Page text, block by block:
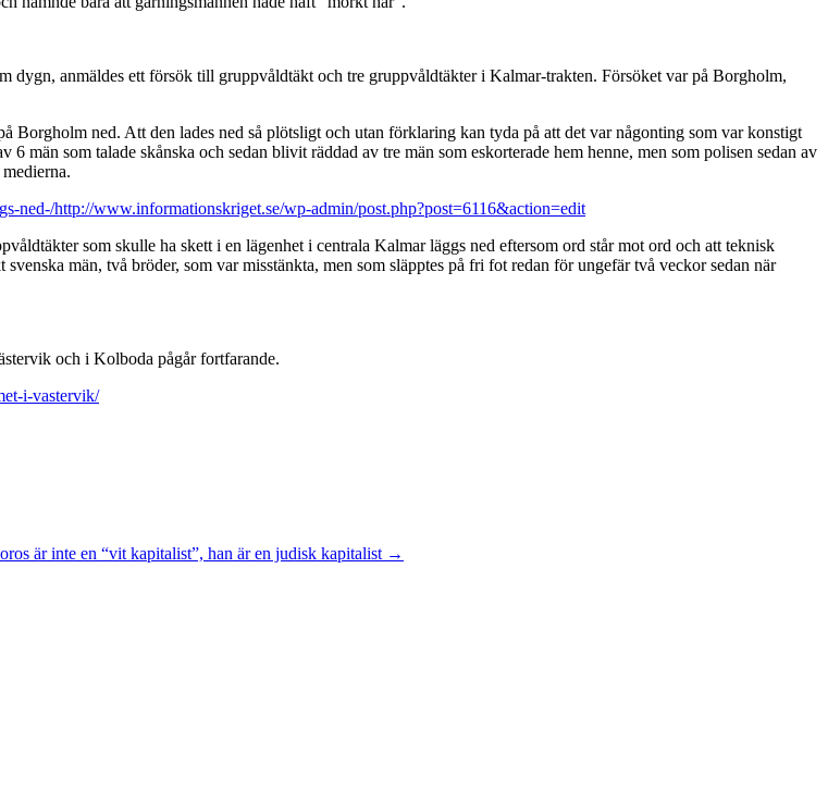
dygn, anmäldes ett försök till gruppvåldtäkt och tre gruppvåldtäkter i Kalmar-trakten. Försöket var på Borgholm,
Borgholm ned. Att den lades ned så plötsligt och utan förklaring kan tyda på att det var någonting som var konstigt
män som talade skånska och sedan blivit räddad av tre män som eskorterade hem henne, men som polisen sedan av
ned-/http://www.informationskriget.se/wp-admin/post.php?post=6116&action=edit
som skulle ha skett i en lägenhet i centrala Kalmar läggs ned eftersom ord står mot ord och att teknisk
män, två bröder, som var misstänkta, men som släpptes på fri fot redan för ungefär två veckor sedan när
och i Kolboda pågår fortfarande.
i-vastervik/
är inte en “vit kapitalist”, han är en judisk kapitalist →